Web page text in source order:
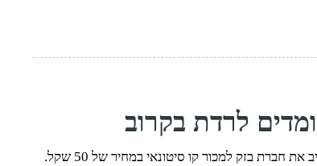
לרדת בקרוב
אתמול בבוקר פורסם ב-The Marker ששר התקשורת עומד לחייב את חברת בזק למכור קו סיטונאי במחיר של 50 שקל.